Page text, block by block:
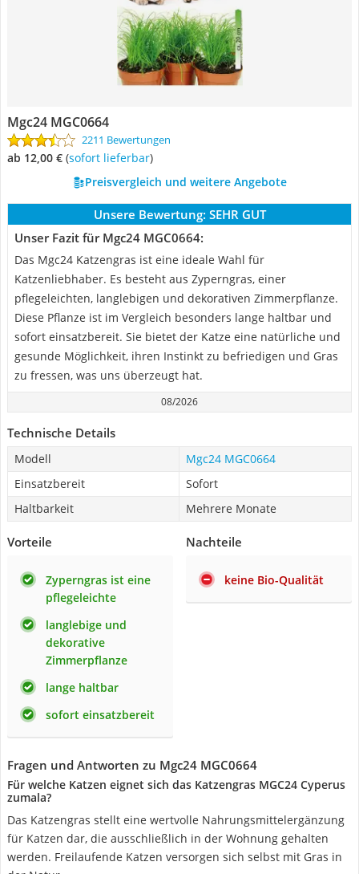
Mgc24 MGC0664
2211 Bewertungen
ab 12,00 € ( Sofort lieferbar)
Preisvergleich und weitere Angebote
Unsere Bewertung: SEHR GUT
Unser Fazit für Mgc24 MGC0664:
Das Mgc24 Katzengras ist eine ideale Wahl für
Katzenliebhaber. Es besteht aus Zyperngras, einer
pflegeleichten, langlebigen und dekorativen Zimmerpflanze.
Diese Pflanze ist im Vergleich besonders lange haltbar und
sofort einsatzbereit. Sie bietet der Katze eine natürliche und
gesunde Möglichkeit, ihren Instinkt zu befriedigen und Gras
zu fressen, was uns überzeugt hat.
08/2026
Technische Details
Modell
Mgc24 MGC0664
Einsatzbereit
Sofort
Haltbarkeit
Mehrere Monate
Vorteile
Zyperngras ist eine
pflegeleichte
langlebige und
dekorative
Zimmerpflanze
lange haltbar
sofort einsatzbereit
Nachteile
keine Bio-Qualität
Fragen und Antworten zu Mgc24 MGC0664
Für welche Katzen eignet sich das Katzengras MGC24 Cyperus
zumala?
Das Katzengras stellt eine wertvolle Nahrungsmittelergänzung
für Katzen dar, die ausschließlich in der Wohnung gehalten
werden. Freilaufende Katzen versorgen sich selbst mit Gras in